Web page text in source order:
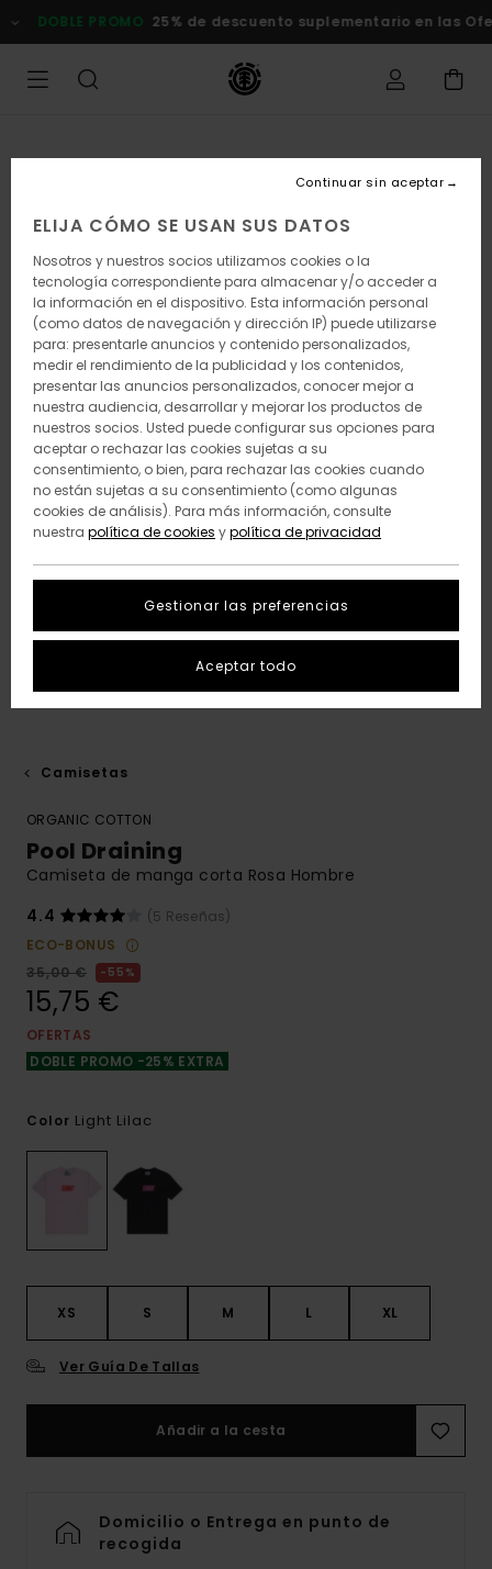
la
DOBLE PROMO 25% de descuento suplementario en las
Camisetas
ORGANIC COTTON
Pool Draining
Camiseta de manga corta Rosa Hombre
4.4
(5 Reseñas)
ECO-BONUS
35,00 €
55%
15,75 €
OFERTAS
DOBLE PROMO -25% EXTRA
Color Light Lilac
XS S M L XL
Ver Guía De Tallas
Añadir a la cesta
Domicilio o Entrega en punto de
recogida
ELIJA CÓMO SE USAN SUS DATOS
Nosotros y nuestros socios utilizamos cookies o la
tecnología correspondiente para almacenar y/o acceder a
la información en el dispositivo. Esta información personal
(como datos de navegación y dirección IP) puede utilizarse
para: presentarle anuncios y contenido personalizados,
medir el rendimiento de la publicidad y los contenidos,
presentar las anuncios personalizados, conocer mejor a
nuestra audiencia, desarrollar y mejorar los productos de
nuestros socios. Usted puede configurar sus opciones para
aceptar o rechazar las cookies sujetas a su
consentimiento, o bien, para rechazar las cookies cuando
no están sujetas a su consentimiento (como algunas
cookies de análisis). Para más información, consulte
nuestra política de cookies ypolítica de privacidad
Gestionar las preferencias
Continuar sin aceptar
Aceptar todo